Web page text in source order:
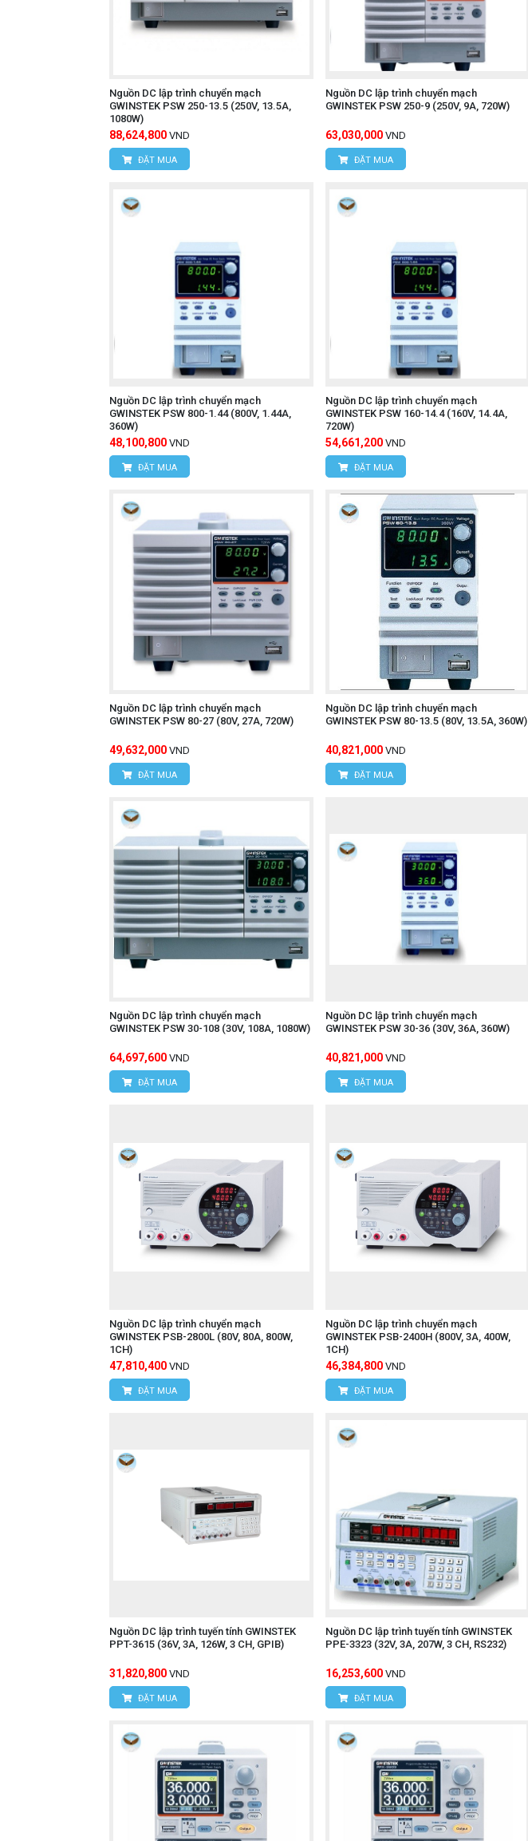
Nguồn DC lập trình chuyển mạch
GWINSTEK PSW 250-13.5 (250V, 13.5A,
1080W)
88,624,800 VND
ĐẶT MUA
Nguồn DC lập trình chuyển mạch
GWINSTEK PSW 250-9 (250V, 9A, 720W)
63,030,000 VND
ĐẶT MUA
Nguồn DC lập trình chuyển mạch
GWINSTEK PSW 800-1.44 (800V, 1.44A,
360W)
48,100,800 VND
ĐẶT MUA
Nguồn DC lập trình chuyển mạch
GWINSTEK PSW 160-14.4 (160V, 14.4A,
720W)
54,661,200 VND
ĐẶT MUA
Nguồn DC lập trình chuyển mạch
GWINSTEK PSW 80-27 (80V, 27A, 720W)
49,632,000 VND
ĐẶT MUA
Nguồn DC lập trình chuyển mạch
GWINSTEK PSW 80-13.5 (80V, 13.5A, 360W)
40,821,000 VND
ĐẶT MUA
Nguồn DC lập trình chuyển mạch
GWINSTEK PSW 30-108 (30V, 108A, 1080W)
64,697,600 VND
ĐẶT MUA
Nguồn DC lập trình chuyển mạch
GWINSTEK PSW 30-36 (30V, 36A, 360W)
40,821,000 VND
ĐẶT MUA
Nguồn DC lập trình chuyển mạch
GWINSTEK PSB-2800L (80V, 80A, 800W,
1CH)
47,810,400 VND
ĐẶT MUA
Nguồn DC lập trình chuyển mạch
GWINSTEK PSB-2400H (800V, 3A, 400W,
1CH)
46,384,800 VND
ĐẶT MUA
Nguồn DC lập trình tuyến tính GWINSTEK
PPT-3615 (36V, 3A, 126W, 3 CH, GPIB)
31,820,800 VND
ĐẶT MUA
Nguồn DC lập trình tuyến tính GWINSTEK
PPE-3323 (32V, 3A, 207W, 3 CH, RS232)
16,253,600 VND
ĐẶT MUA